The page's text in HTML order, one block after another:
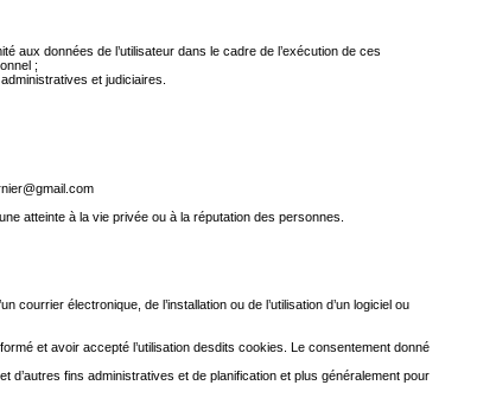
aux données de l’utilisateur dans le cadre de l’exécution de ces
;
et judiciaires.
atteinte à la vie privée ou à la réputation des personnes.
électronique, de l’installation ou de l’utilisation d’un logiciel ou
et avoir accepté l’utilisation desdits cookies. Le consentement donné
fins administratives et de planification et plus généralement pour